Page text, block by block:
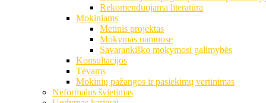
Rekomenduojama literatūra
Mokiniams
Metinis projektas
Mokymas namuose
Savarankiško mokymosi galimybės
Konsultacijos
Tėvams
Mokinių pažangos ir pasiekimų vertinimas
Neformalus švietimas